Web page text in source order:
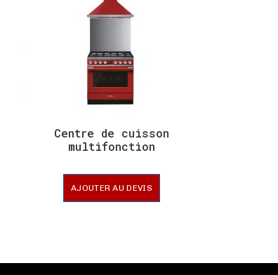
Centre de cuisson
multifonction
AJOUTER AU DEVIS